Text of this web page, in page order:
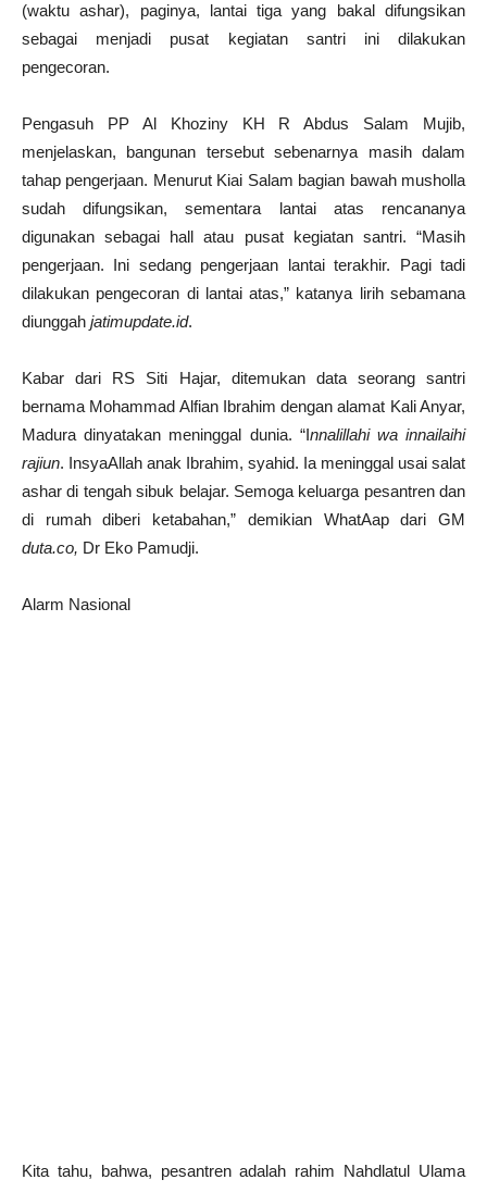
(waktu ashar), paginya, lantai tiga yang bakal difungsikan
sebagai menjadi pusat kegiatan santri ini dilakukan
pengecoran.
Pengasuh PP Al Khoziny KH R Abdus Salam Mujib,
menjelaskan, bangunan tersebut sebenarnya masih dalam
tahap pengerjaan. Menurut Kiai Salam bagian bawah musholla
sudah difungsikan, sementara lantai atas rencananya
digunakan sebagai hall atau pusat kegiatan santri. “Masih
pengerjaan. Ini sedang pengerjaan lantai terakhir. Pagi tadi
dilakukan pengecoran di lantai atas,” katanya lirih sebamana
diunggah jatimupdate.id.
Kabar dari RS Siti Hajar, ditemukan data seorang santri
bernama Mohammad Alfian Ibrahim dengan alamat Kali Anyar,
Madura dinyatakan meninggal dunia. “Innalillahi wa innailaihi
rajiun. InsyaAllah anak Ibrahim, syahid. Ia meninggal usai salat
ashar di tengah sibuk belajar. Semoga keluarga pesantren dan
di rumah diberi ketabahan,” demikian WhatAap dari GM
duta.co, Dr Eko Pamudji.
Alarm Nasional
Kita tahu, bahwa, pesantren adalah rahim Nahdlatul Ulama